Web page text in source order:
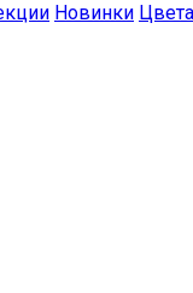
Новинки Цвета